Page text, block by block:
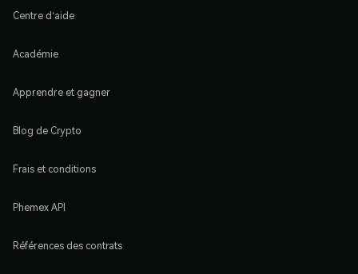
Centre d'aide
Académie
Apprendre et gagner
Blog de Crypto
Frais et conditions
Phemex API
Références des contrats